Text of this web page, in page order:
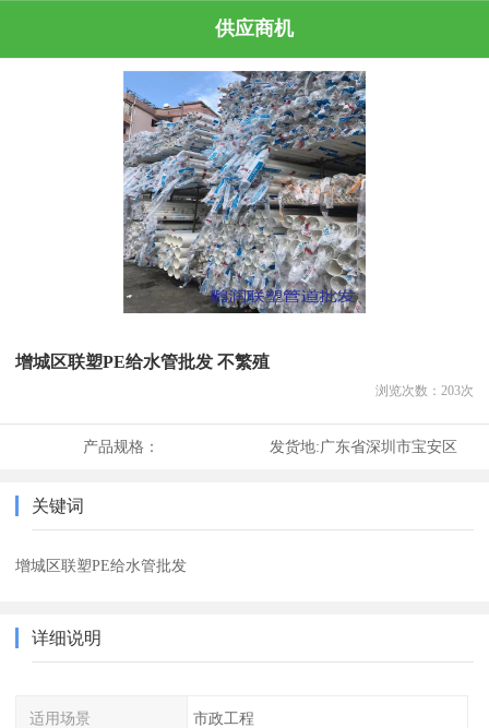
供应商机
增城区联塑PE给水管批发 不繁殖
浏览次数： 203次
产品规格： 发货地:广东省深圳市宝安区
关键词
增城区联塑PE给水管批发
详细说明
适用场景 市政工程